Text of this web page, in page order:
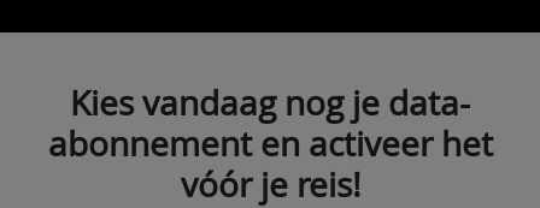
Kies vandaag nog je data-
abonnement en activeer het
vóór je reis!